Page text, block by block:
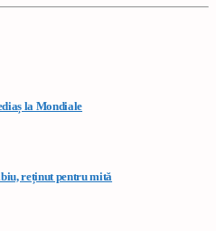
la Mondiale
reținut pentru mită